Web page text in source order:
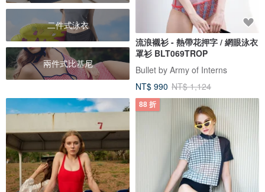
二件式泳衣
兩件式比基尼
流浪襯衫 - 熱帶花押字 / 網眼泳衣
罩衫 BLT069TROP
Bullet by Army of Interns
NT$ 990 NT$ 1,124
88 折